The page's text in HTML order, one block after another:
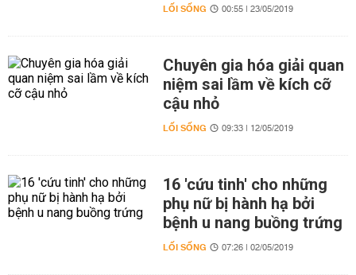
LỐI SỐNG 00:55 | 23/05/2019
Chuyên gia hóa giải quan
niệm sai lầm về kích cỡ
cậu nhỏ
LỐI SỐNG 09:33 | 12/05/2019
16 'cứu tinh' cho những
phụ nữ bị hành hạ bởi
bệnh u nang buồng trứng
LỐI SỐNG 07:26 | 02/05/2019